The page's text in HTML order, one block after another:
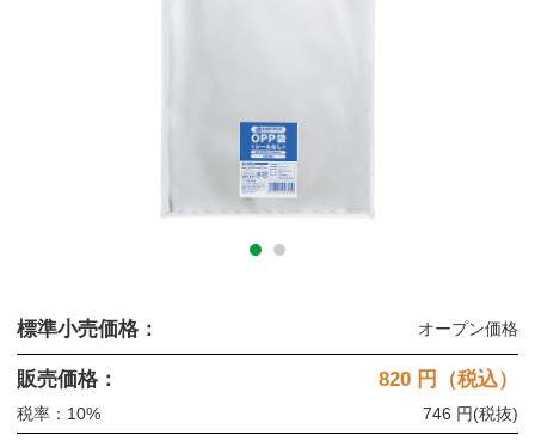
標準小売価格： オープン価格
販売価格： 820 円（税込）
税率：10% 746 円(税抜)